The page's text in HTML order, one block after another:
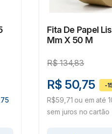
Fita De Papel
Mm X 50 M
R$134,83
R$ 50,75
R$59,71 ou em até
sem juros no cartão